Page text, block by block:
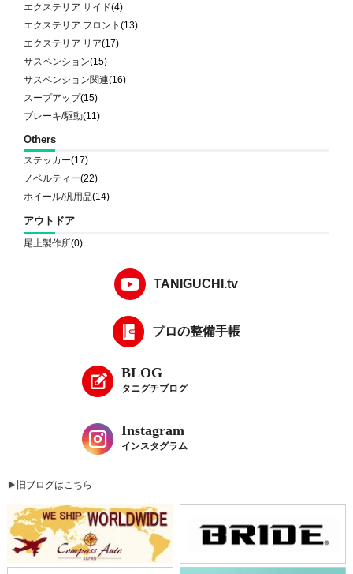
エクステリア サイド(4)
エクステリア フロント(13)
エクステリア リア(17)
サスペンション(15)
サスペンション関連(16)
スープアップ(15)
ブレーキ/駆動(11)
Others
ステッカー(17)
ノベルティー(22)
ホイール/汎用品(14)
アウトドア
尾上製作所(0)
TANIGUCHI.tv
プロの整備手帳
BLOG
タニグチブログ
Instagram
インスタグラム
旧ブログはこちら